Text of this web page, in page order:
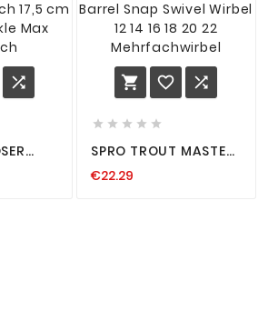

CM F
  
    
SPRO TROUT MASTER
SWIVEL WIRBEL 12 14
€22.29